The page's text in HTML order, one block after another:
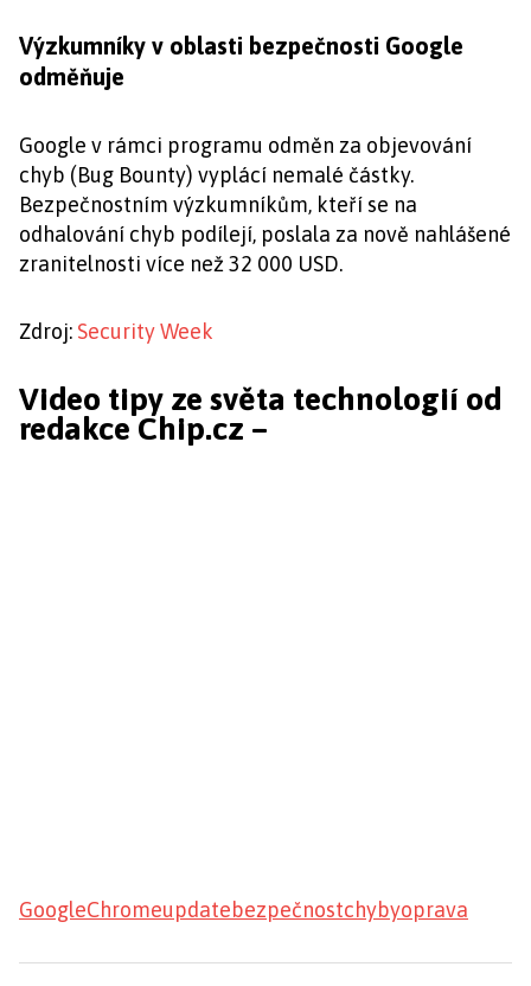
Výzkumníky v oblasti bezpečnosti Google
odměňuje
Google v rámci programu odměn za objevování
chyb (Bug Bounty) vyplácí nemalé částky.
Bezpečnostním výzkumníkům, kteří se na
odhalování chyb podílejí, poslala za nově nahlášené
zranitelnosti více než 32 000 USD.
Zdroj: Security Week
Video tipy ze světa technologií od
redakce Chip.cz –
GoogleChromeupdatebezpečnostchybyoprava